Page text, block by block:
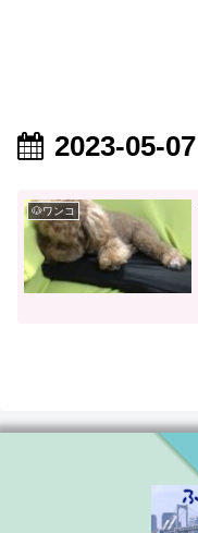
2023-05-07
🐶ワンコ